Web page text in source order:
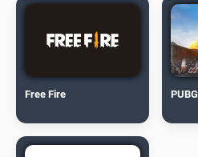
Free Fire PUBG